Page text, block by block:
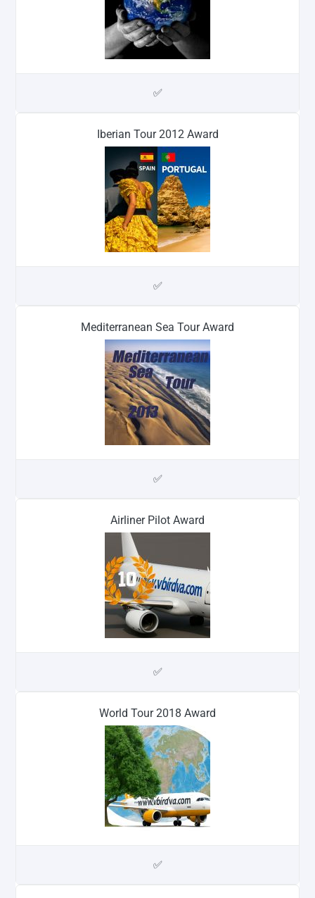
✅
Iberian Tour 2012 Award
✅
Mediterranean Sea Tour Award
✅
Airliner Pilot Award
✅
World Tour 2018 Award
✅